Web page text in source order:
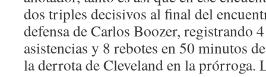
dos triples decisivos al final del
defensa de Carlos Boozer, registrando
asistencias y 8 rebotes en 50 minutos
la derrota de Cleveland en la prórroga.